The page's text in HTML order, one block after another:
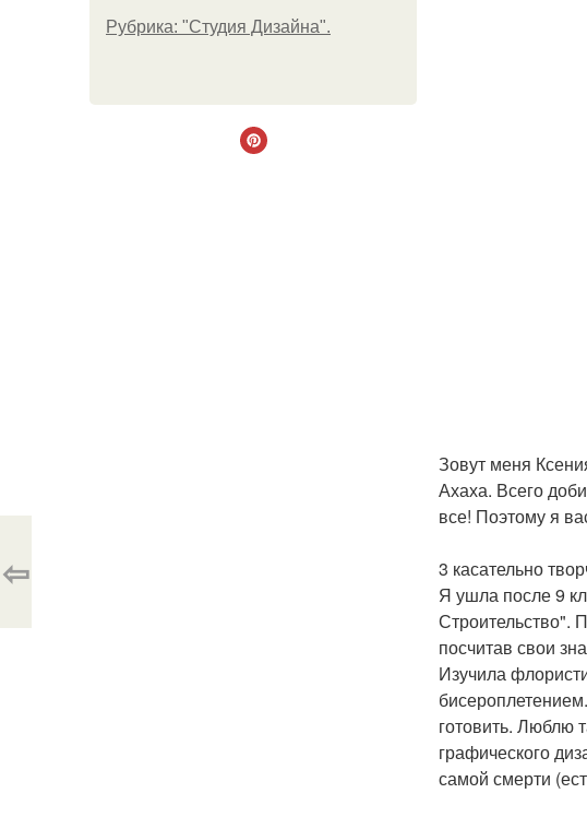
Рубрика: "Студия Дизайна".
Зовут меня
Ахаха. Всего
все! Поэтому я
3 касательно
Я ушла после 9
Строительство".
посчитав свои
Изучила
готовить. Люблю
графического
самой смерти
⇦